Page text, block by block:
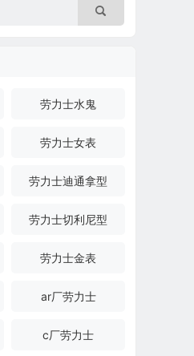
劳力士水鬼
劳力士女表
劳力士迪通拿型
劳力士切利尼型
劳力士金表
ar厂劳力士
c厂劳力士